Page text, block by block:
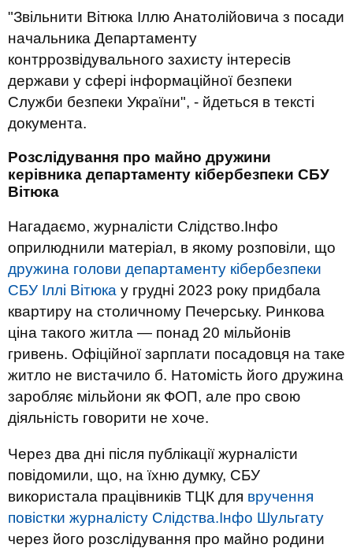
"Звільнити Вітюка Іллю Анатолійовича з посади
начальника Департаменту
контррозвідувального захисту інтересів
держави у сфері інформаційної безпеки
Служби безпеки України", - йдеться в тексті
документа.
Розслідування про майно дружини
керівника департаменту кібербезпеки СБУ
Вітюка
Нагадаємо, журналісти Слідство.Інфо
оприлюднили матеріал, в якому розповіли, що
дружина голови департаменту кібербезпеки
СБУ Іллі Вітюка у грудні 2023 року придбала
квартиру на столичному Печерську. Ринкова
ціна такого житла — понад 20 мільйонів
гривень. Офіційної зарплати посадовця на таке
житло не вистачило б. Натомість його дружина
заробляє мільйони як ФОП, але про свою
діяльність говорити не хоче.
Через два дні після публікації журналісти
повідомили, що, на їхню думку, СБУ
використала працівників ТЦК для вручення
повістки журналісту Слідства.Інфо Шульгату
через його розслідування про майно родини